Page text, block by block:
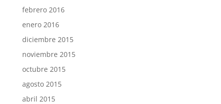
febrero 2016
enero 2016
diciembre 2015
noviembre 2015
octubre 2015
agosto 2015
abril 2015